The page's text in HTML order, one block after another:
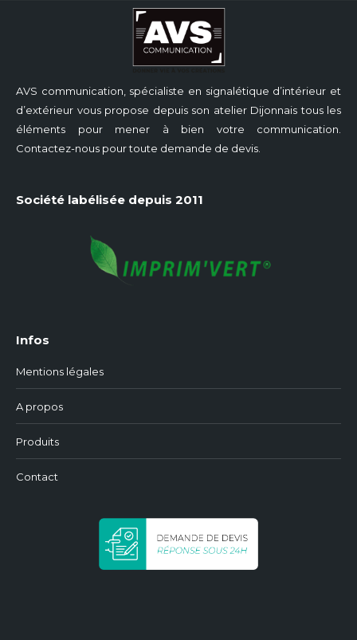
AVS communication, spécialiste en signalétique d’intérieur et
d’extérieur vous propose depuis son atelier Dijonnais tous les
éléments pour mener à bien votre communication.
Contactez-nous pour toute demande de devis.
Société labélisée depuis 2011
Infos
Mentions légales
A propos
Produits
Contact